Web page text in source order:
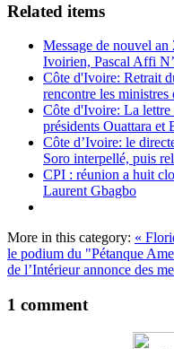
Related items
Message de nouvel
Ivoirien, Pascal Affi
Côte d'Ivoire: Retrait
rencontre les
Côte d'Ivoire: La
présidents Ouattara et
Côte d’Ivoire: le
Soro interpellé, puis
CPI : réunion a huit
Laurent Gbagbo
More in this category: «
le podium du "Pétanque
de l’Intérieur annonce des
1 comment